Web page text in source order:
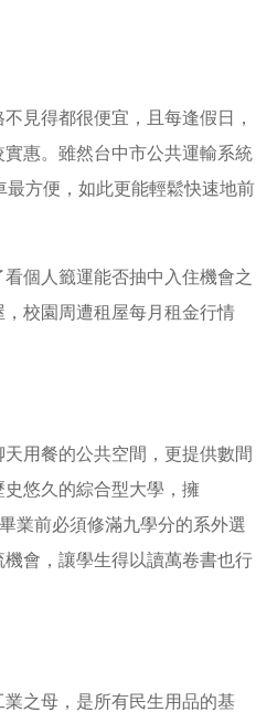
見得都很便宜，且每逢假日，
惠。雖然台中市公共運輸系統
方便，如此更能輕鬆快速地前
個人籤運能否抽中入住機會之
校園周遭租屋每月租金行情
用餐的公共空間，更提供數間
悠久的綜合型大學，擁
業前必須修滿九學分的系外選
會，讓學生得以讀萬卷書也行
之母，是所有民生用品的基